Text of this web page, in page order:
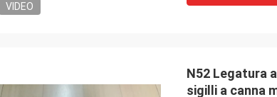
VIDEO
N52 Legatura
sigilli a canna